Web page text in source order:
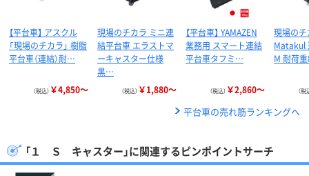
【平台車】 アスクル
「現場のチカラ」 樹脂
平台車（連結）耐…
（税込） ￥4,850～
現場のチカラ ミニ連
結平台車 エラストマ
ーキャスター仕様
黒…
（税込） ￥1,880～
【平台車】 YAMAZEN
業務用 スマート連結
平台車タフミ…
（税込） ￥2,860～
現場のチ
Matakul
M 耐荷
（税
平台車の売れ筋ランキングへ
「１ Ｓ キャスター」に関連するピンポイントサーチ